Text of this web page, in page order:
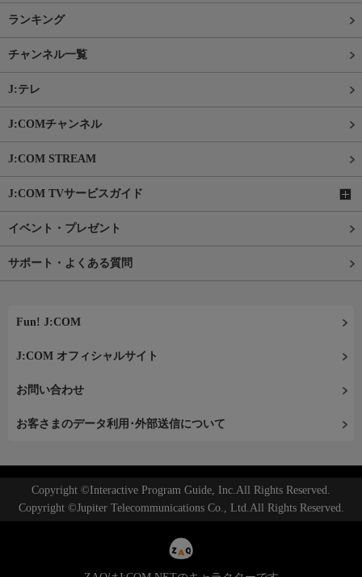
ランキング
チャンネル一覧
J:テレ
J:COMチャンネル
J:COM STREAM
J:COM TVサービスガイド
イベント・プレゼント
サポート・よくある質問
Fun! J:COM
J:COM オフィシャルサイト
お問い合わせ
お客さまのデータ利用･外部送信について
Copyright ©Interactive Program Guide, Inc.All Rights Reserved.
Copyright ©Jupiter Telecommunications Co., Ltd.All Rights Reserved.